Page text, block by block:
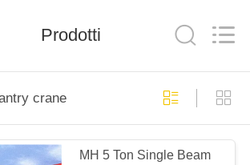
Prodotti
crane
MH 5 Ton Single Beam